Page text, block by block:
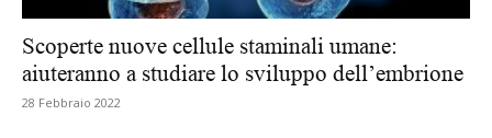
Scoperte nuove cellule staminali umane:
aiuteranno a studiare lo sviluppo dell’embrione
28 Febbraio 2022